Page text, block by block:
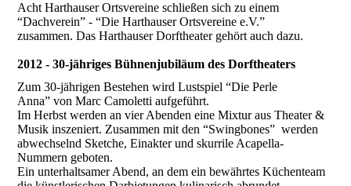
Acht Harthauser Ortsvereine schließen sich zu einem
“Dachverein” - “Die Harthauser Ortsvereine e.V.”
zusammen. Das Harthauser Dorftheater gehört auch dazu.
2012 - 30-jähriges Bühnenjubiläum des Dorftheaters
Zum 30-jährigen Bestehen wird Lustspiel “Die Perle
Anna” von Marc Camoletti aufgeführt.
Im Herbst werden an vier Abenden eine Mixtur aus Theater &
Musik inszeniert. Zusammen mit den “Swingbones” werden
abwechselnd Sketche, Einakter und skurrile Acapella-
Nummern geboten.
Ein unterhaltsamer Abend, an dem ein bewährtes Küchenteam